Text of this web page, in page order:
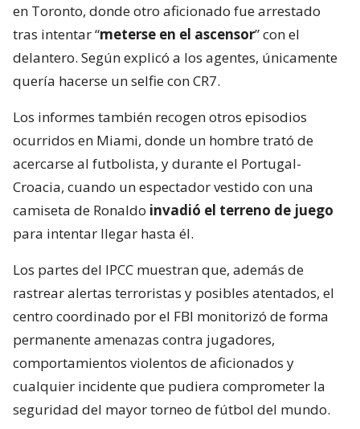
en Toronto, donde otro aficionado fue arrestado
tras intentar “meterse en el ascensor” con el
delantero. Según explicó a los agentes, únicamente
quería hacerse un selfie con CR7.
Los informes también recogen otros episodios
ocurridos en Miami, donde un hombre trató de
acercarse al futbolista, y durante el Portugal-
Croacia, cuando un espectador vestido con una
camiseta de Ronaldo invadió el terreno de juego
para intentar llegar hasta él.
Los partes del IPCC muestran que, además de
rastrear alertas terroristas y posibles atentados, el
centro coordinado por el FBI monitorizó de forma
permanente amenazas contra jugadores,
comportamientos violentos de aficionados y
cualquier incidente que pudiera comprometer la
seguridad del mayor torneo de fútbol del mundo.